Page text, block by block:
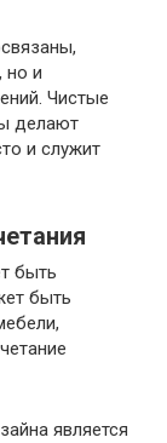
но и
Чистые
делают
и служит
быть
быть
является